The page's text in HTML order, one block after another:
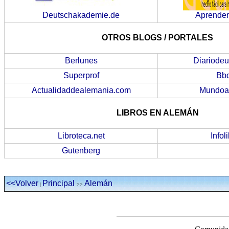
Deutschakademie.de
OTROS BLOGS / PORTALES
Berlunes
Superprof
Actualidaddealemania.com
LIBROS EN ALEMÁN
Libroteca.net
Gutenberg
<<Volver|Principal >>Alemán